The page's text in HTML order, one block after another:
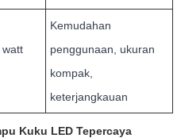
watt
Kemudahan
penggunaan, ukuran
kompak,
keterjangkauan
Kuku LED Tepercaya